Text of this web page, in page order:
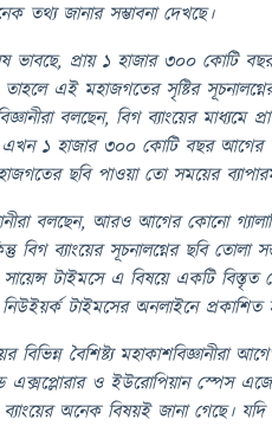
তথ্য জানার সম্ভাবনা দেখছে।
ভাবছে, প্রায় ১ হাজার ৩০০ কোটি
এই মহাজগতের সৃষ্টির
বলছেন, বিগ ব্যাংয়ের
এখন ১ হাজার ৩০০ কোটি বছর আগের
ছবি পাওয়া তো সময়ের
বলছেন, আরও আগের কোনো
বিগ ব্যাংয়ের সূচনালগ্নের ছবি তোলা
টাইমসে এ বিষয়ে একটি বিস্তৃত
টাইমসের অনলাইনে প্রকাশিত
বিভিন্ন বৈশিষ্ট্য মহাকাশবিজ্ঞানীরা
এক্সপ্লোরার ও ইউরোপিয়ান স্পেস
অনেক বিষয়ই জানা গেছে।